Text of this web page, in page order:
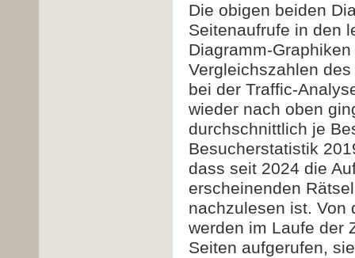
Die obigen beiden
Seitenaufrufe in den
Diagramm-
Vergleichszahlen
bei der Traffic-
wieder nach oben
durchschnittlich je
Besucherstatistik
dass seit 2024 die
erscheinenden
nachzulesen ist. Von
werden im Laufe der
Seiten aufgerufen,